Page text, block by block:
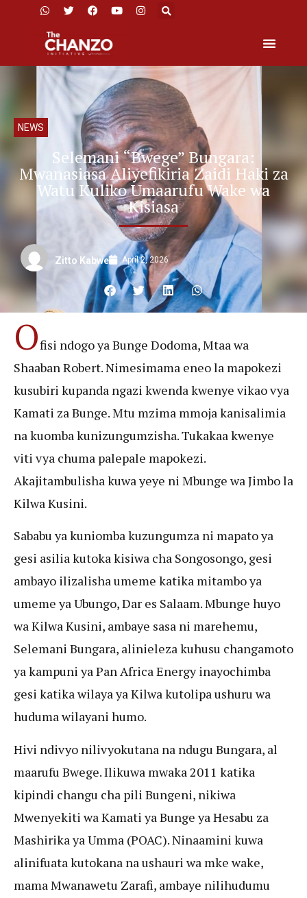
NEWS
Selemani “Bwege” Bungara:
Mwanasiasa Aliyefikiria Zaidi Haki za
Watu Kuliko Umaarufu Wake wa
Kisiasa
Zitto Kabwe April 2, 2026
Ofisi ndogo ya Bunge Dodoma, Mtaa wa
Shaaban Robert. Nimesimama eneo la mapokezi
kusubiri kupanda ngazi kwenda kwenye vikao vya
Kamati za Bunge. Mtu mzima mmoja kanisalimia
na kuomba kunizungumzisha. Tukakaa kwenye
viti vya chuma palepale mapokezi.
Akajitambulisha kuwa yeye ni Mbunge wa Jimbo la
Kilwa Kusini.
Sababu ya kuniomba kuzungumza ni mapato ya
gesi asilia kutoka kisiwa cha Songosongo, gesi
ambayo ilizalisha umeme katika mitambo ya
umeme ya Ubungo, Dar es Salaam. Mbunge huyo
wa Kilwa Kusini, ambaye sasa ni marehemu,
Selemani Bungara, alinieleza kuhusu changamoto
ya kampuni ya Pan Africa Energy inayochimba
gesi katika wilaya ya Kilwa kutolipa ushuru wa
huduma wilayani humo.
Hivi ndivyo nilivyokutana na ndugu Bungara, al
maarufu Bwege. Ilikuwa mwaka 2011 katika
kipindi changu cha pili Bungeni, nikiwa
Mwenyekiti wa Kamati ya Bunge ya Hesabu za
Mashirika ya Umma (POAC). Ninaamini kuwa
alinifuata kutokana na ushauri wa mke wake,
mama Mwanawetu Zarafi, ambaye nilihudumu